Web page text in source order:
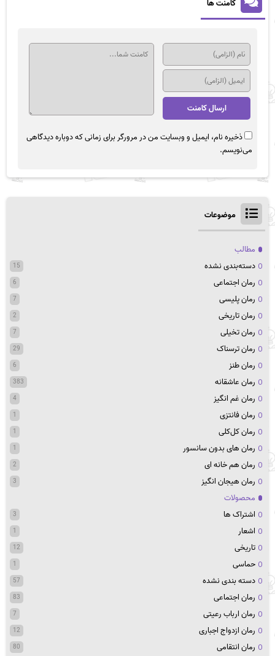
کامنت ها
ذخیره نام، ایمیل و وبسایت من در مرورگر برای زمانی که دوباره دیدگاهی
می‌نویسم.
موضوعات
مطالب
دسته‌بندی نشده
15
رمان اجتماعی 6
رمان پلیسی 7
رمان تاریخی 2
رمان تخیلی 7
رمان ترسناک 29
رمان طنز 6
رمان عاشقانه 383
رمان غم انگیز 4
رمان فانتزی 1
رمان کل‌کلی 1
رمان های بدون سانسور 1
رمان هم خانه ای 2
رمان هیجان انگیز 3
محصولات
اشتراک ها
3
اشعار 1
تاریخی 12
حماسی 1
دسته بندی نشده 57
رمان اجتماعی 83
رمان ارباب رعیتی 7
رمان ازدواج اجباری 12
رمان انتقامی 80